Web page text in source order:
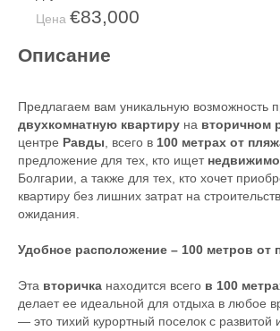
Цена €83,000
Описание
Предлагаем вам уникальную возможность
двухкомнатную квартиру на вторичном
центре Равды, всего в 100 метрах от
предложение для тех, кто ищет
Болгарии, а также для тех, кто хочет
квартиру без лишних затрат на
ожидания.
Удобное расположение – 100 метров от
Эта вторичка находится всего в 100
делает ее идеальной для отдыха в любое
— это тихий курортный поселок с развитой